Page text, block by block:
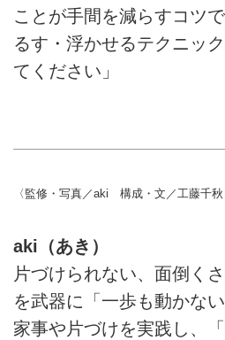
ことが手間を減らすコツ
るす・浮かせるテクニッ
てください」
〈監修・写真／aki 構成・文／工藤千
aki（あき）
片づけられない、面倒く
を武器に「一歩も動かな
家事や片づけを実践し、